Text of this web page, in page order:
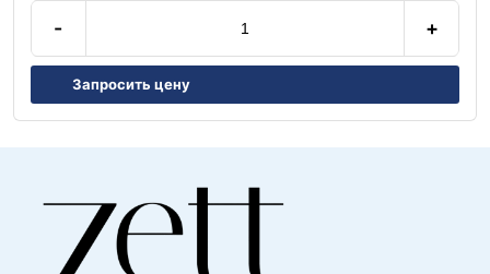
- +
Запросить цену